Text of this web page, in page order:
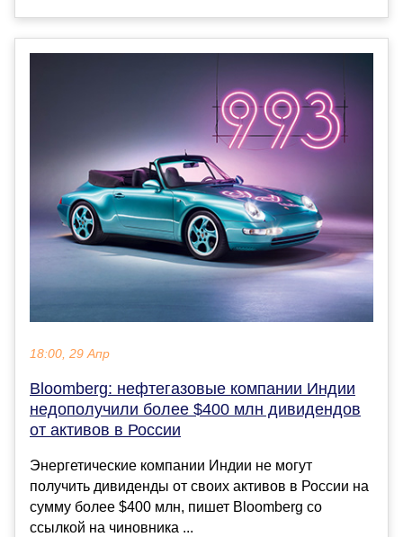
18:00, 29 Апр
Bloomberg: нефтегазовые компании Индии
недополучили более $400 млн дивидендов
от активов в России
Энергетические компании Индии не могут
получить дивиденды от своих активов в России на
сумму более $400 млн, пишет Bloomberg со
ссылкой на чиновника ...